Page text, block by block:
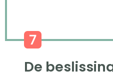
De